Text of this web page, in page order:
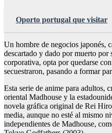
Oporto portugal que visitar
Un hombre de negocios japonés,
descartado y dado por muerto por
corporativa, opta por quedarse
secuestraron, pasando a formar
Esta serie de anime para adultos,
oriental Madhouse y la
novela gráfica original de Rei
media, aunque no esté al mismo
independientes de Madhouse,